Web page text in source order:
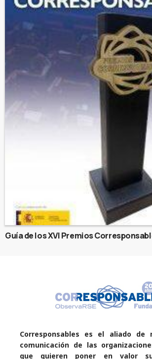
Guía de los XVI Premios
Corresponsables es el aliado de
comunicación de las
que quieren poner en valor